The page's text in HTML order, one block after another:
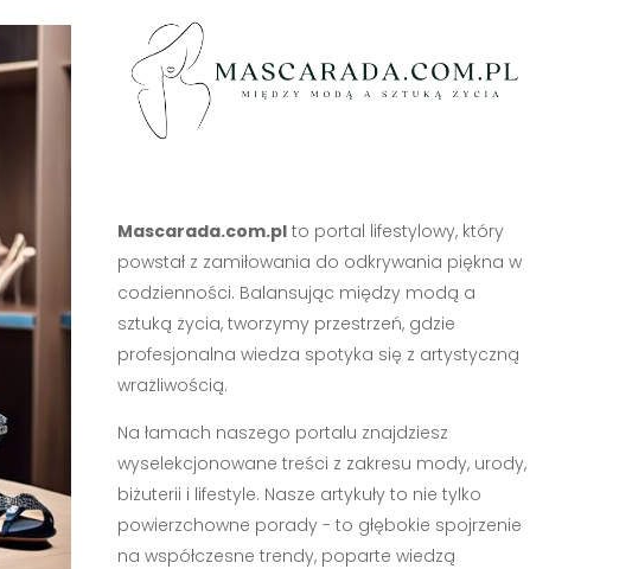
Mascarada.com.plto portal lifestylowy, który
powstał z zamiłowania do odkrywania piękna w
codzienności. Balansując między modą a
sztuką życia, tworzymy przestrzeń, gdzie
profesjonalna wiedza spotyka się z artystyczną
wrażliwością.
Na łamach naszego portalu znajdziesz
wyselekcjonowane treści z zakresu mody, urody,
biżuterii i lifestyle. Nasze artykuły to nie tylko
powierzchowne porady - to głębokie spojrzenie
na współczesne trendy, poparte wiedzą